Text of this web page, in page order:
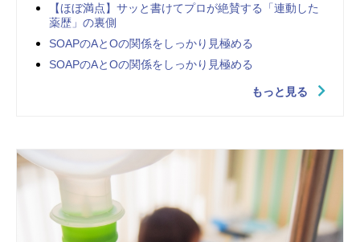
【ほぼ満点】サッと書けてプロが絶賛する「連動した
薬歴」の裏側
SOAPのAとOの関係をしっかり見極める
SOAPのAとOの関係をしっかり見極める
もっと見る